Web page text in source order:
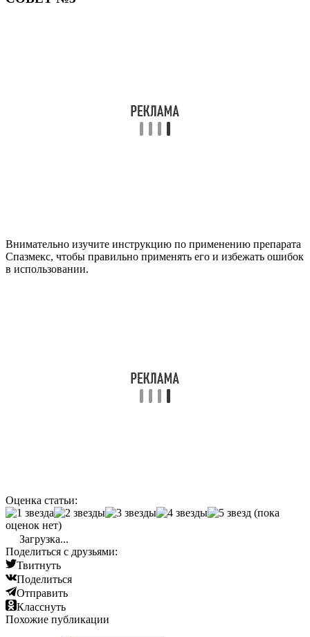
Внимательно изучите инструкцию по применению препарата
Спазмекс, чтобы правильно применять его и избежать ошибок
в использовании.
Оценка статьи:
(пока
оценок нет)
Загрузка...
Поделиться с друзьями:
Твитнуть
Поделиться
Отправить
Класснуть
Похожие публикации